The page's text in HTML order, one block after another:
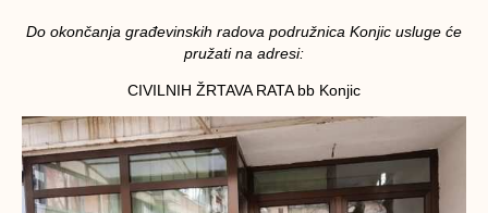
Do okončanja građevinskih radova podružnica Konjic usluge će
pružati na adresi:
CIVILNIH ŽRTAVA RATA bb Konjic